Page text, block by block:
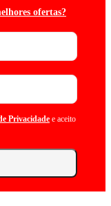
ofertas?
Privacidade e aceito